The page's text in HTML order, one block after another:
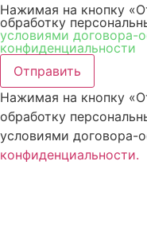
Нажимая на кнопку
обработку
условиями договора-
конфиденциальности
Отправить
Нажимая на кнопку
обработку
условиями договора-
конфиденциальности.